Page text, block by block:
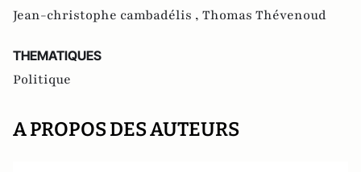
Jean-christophe cambadélis , Thomas Thévenoud
THEMATIQUES
Politique
A PROPOS DES AUTEURS